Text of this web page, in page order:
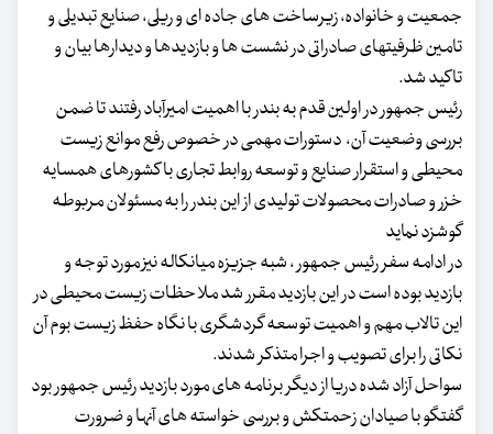
جمعیت و خانواده، زیرساخت های جاده ای و ریلی، صنایع تبدیلی و
تامین ظرفیتهای صادراتی در نشست ها و بازدیدها و دیدارها بیان و
تاکید شد.
رئیس جمهور در اولین قدم به بندر با اهمیت امیرآباد رفتند تا ضمن
بررسی وضعیت آن، دستورات مهمی در خصوص رفع موانع زیست
محیطی و استقرار صنایع و توسعه روابط تجاری با کشورهای همسایه
خزر و صادرات محصولات تولیدی از این بندر را به مسئولان مربوطه
گوشزد نماید
در ادامه سفر رئیس جمهور ، شبه جزیزه میانکاله نیز مورد توجه و
بازدید بوده است در این بازدید مقرر شد ملاحظات زیست محیطی در
این تالاب مهم و اهمیت توسعه گردشگری با نگاه حفظ زیست بوم آن
نکاتی را برای تصویب و اجرا متذکر شدند.
سواحل آزاد شده دریا از دیگر برنامه های مورد بازدید رئیس جمهور بود
گفتگو با صیادان زحمتکش و بررسی خواسته های آنها و ضرورت